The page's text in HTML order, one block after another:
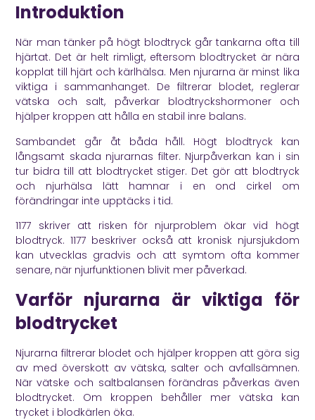
Introduktion
När man tänker på högt blodtryck går tankarna ofta till
hjärtat. Det är helt rimligt, eftersom blodtrycket är nära
kopplat till hjärt och kärlhälsa. Men njurarna är minst lika
viktiga i sammanhanget. De filtrerar blodet, reglerar
vätska och salt, påverkar blodtryckshormoner och
hjälper kroppen att hålla en stabil inre balans.
Sambandet går åt båda håll. Högt blodtryck kan
långsamt skada njurarnas filter. Njurpåverkan kan i sin
tur bidra till att blodtrycket stiger. Det gör att blodtryck
och njurhälsa lätt hamnar i en ond cirkel om
förändringar inte upptäcks i tid.
1177 skriver att risken för njurproblem ökar vid högt
blodtryck.1177 beskriver också att kronisk njursjukdom
kan utvecklas gradvis och att symtom ofta kommer
senare, när njurfunktionen blivit mer påverkad.
Varför njurarna är viktiga för
blodtrycket
Njurarna filtrerar blodet och hjälper kroppen att göra sig
av med överskott av vätska, salter och avfallsämnen.
När vätske och saltbalansen förändras påverkas även
blodtrycket. Om kroppen behåller mer vätska kan
trycket i blodkärlen öka.